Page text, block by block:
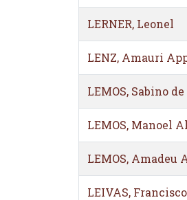
LERNER, Leonel
LENZ, Amauri
LEMOS, Sabino
LEMOS, Manoel
LEMOS, Amadeu
LEIVAS,